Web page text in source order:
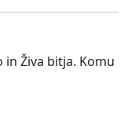
Živa bitja. Komu